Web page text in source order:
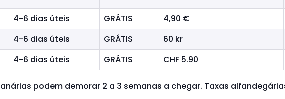
4-6 dias úteis GRÁTIS 4,90 €
4-6 dias úteis GRÁTIS 60 kr
4-6 dias úteis GRÁTIS CHF 5.90
podem demorar 2 a 3 semanas a chegar. Taxas